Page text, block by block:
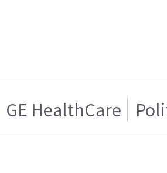
GE HealthCare